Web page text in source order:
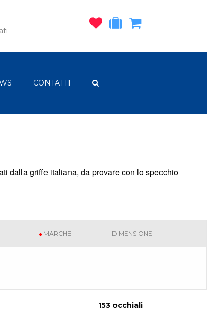
CONTATTI
dalla griffe italiana, da provare con lo specchio
MARCHE DIMENSIONE
153 occhiali